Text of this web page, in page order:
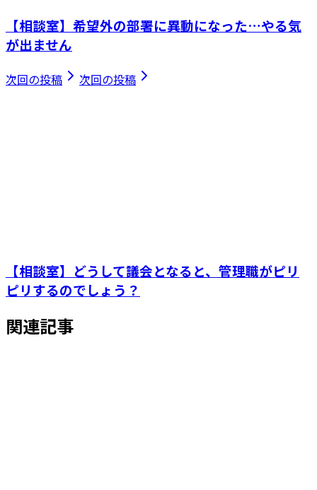
【相談室】希望外の部署に異動になった…やる気
が出ません
次回の投稿 次回の投稿
【相談室】どうして議会となると、管理職がピリ
ピリするのでしょう？
関連記事